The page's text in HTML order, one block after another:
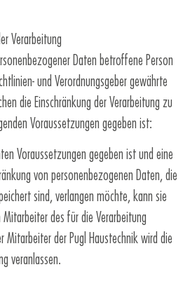
Verarbeitung
Daten betroffene Person
und Verordnungsgeber gewährte
die Einschränkung der Verarbeitung zu
Voraussetzungen gegeben ist:
Voraussetzungen gegeben ist und eine
von personenbezogenen Daten, die
sind, verlangen möchte, kann sie
des für die Verarbeitung
Mitarbeiter der Pugl Haustechnik wird die
veranlassen.